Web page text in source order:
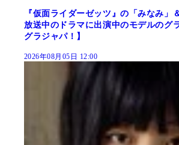
『仮面ライダーゼッツ』の「みなみ
放送中のドラマに出演中のモデルのグ
グラジャパ！】
2026年08月05日 12:00